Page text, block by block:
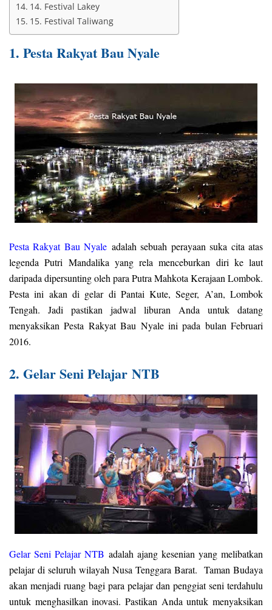
14. Festival Lakey
15. Festival Taliwang
1. Pesta Rakyat Bau Nyale
Pesta Rakyat Bau Nyale adalah sebuah perayaan suka cita atas
legenda Putri Mandalika yang rela menceburkan diri ke laut
daripada dipersunting oleh para Putra Mahkota Kerajaan Lombok.
Pesta ini akan di gelar di Pantai Kute, Seger, A’an, Lombok
Tengah. Jadi pastikan jadwal liburan Anda untuk datang
menyaksikan Pesta Rakyat Bau Nyale ini pada bulan Februari
2016.
2. Gelar Seni Pelajar NTB
Gelar Seni Pelajar NTB adalah ajang kesenian yang melibatkan
pelajar di seluruh wilayah Nusa Tenggara Barat. Taman Budaya
akan menjadi ruang bagi para pelajar dan penggiat seni terdahulu
untuk menghasilkan inovasi. Pastikan Anda untuk menyaksikan